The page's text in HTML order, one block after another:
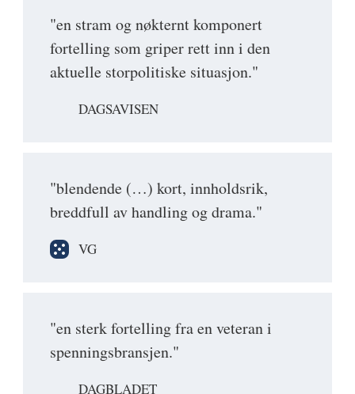
"en stram og nøkternt komponert
fortelling som griper rett inn i den
aktuelle storpolitiske situasjon."
DAGSAVISEN
"blendende (…) kort, innholdsrik,
breddfull av handling og drama."
VG
"en sterk fortelling fra en veteran i
spenningsbransjen."
DAGBLADET